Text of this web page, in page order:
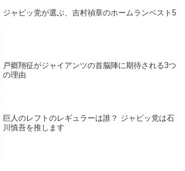
ジャビッ党が選ぶ、吉村禎章のホームランベスト5
戸郷翔征がジャイアンツの首脳陣に期待される3つ
の理由
巨人のレフトのレギュラーは誰？ ジャビッ党は石
川慎吾を推します